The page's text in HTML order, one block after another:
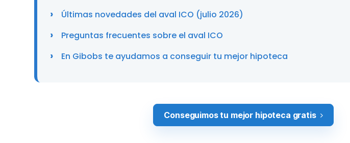
Últimas novedades del aval ICO (julio 2026)
Preguntas frecuentes sobre el aval ICO
En Gibobs te ayudamos a conseguir tu mejor hipoteca
Conseguimos tu mejor hipoteca gratis